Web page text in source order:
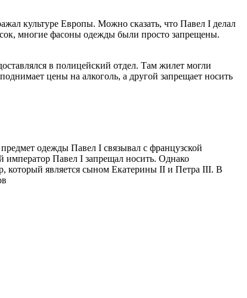
культуре Европы. Можно сказать, что Павел I делал
многие фасоны одежды были просто запрещены.
в полицейский отдел. Там жилет могли
цены на алкоголь, а другой запрещает носить
одежды Павел I связывал с французской
Павел I запрещал носить. Однако
который является сыном Екатерины II и Петра III. В